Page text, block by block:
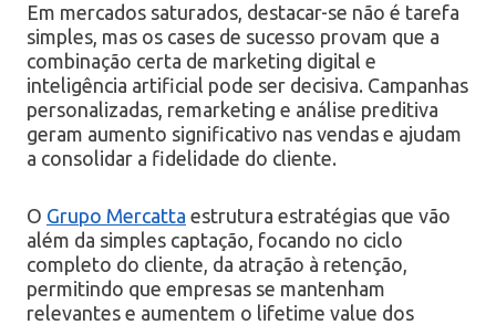
Em mercados saturados, destacar-se não é tarefa
simples, mas os cases de sucesso provam que a
combinação certa de marketing digital e
inteligência artificial pode ser decisiva. Campanhas
personalizadas, remarketing e análise preditiva
geram aumento significativo nas vendas e ajudam
a consolidar a fidelidade do cliente.
O Grupo Mercatta estrutura estratégias que vão
além da simples captação, focando no ciclo
completo do cliente, da atração à retenção,
permitindo que empresas se mantenham
relevantes e aumentem o lifetime value dos